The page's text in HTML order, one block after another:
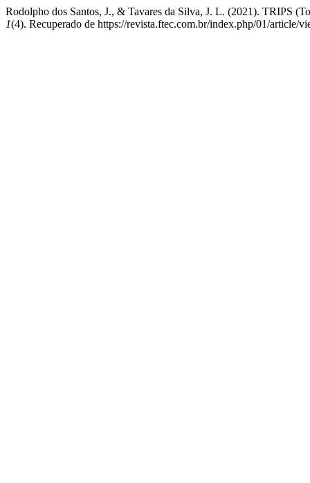
Rodolpho dos Santos, J., & Tavares da Silva, J. L. (2021). TRIPS
1(4). Recuperado de https://revista.ftec.com.br/index.php/01/article/